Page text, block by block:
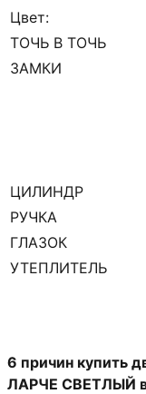
Цвет:
ТОЧЬ В ТОЧЬ
ЗАМКИ
ЦИЛИНДР
РУЧКА
ГЛАЗОК
УТЕПЛИТЕЛЬ
6 причин купить
ЛАРЧЕ СВЕТЛЫЙ